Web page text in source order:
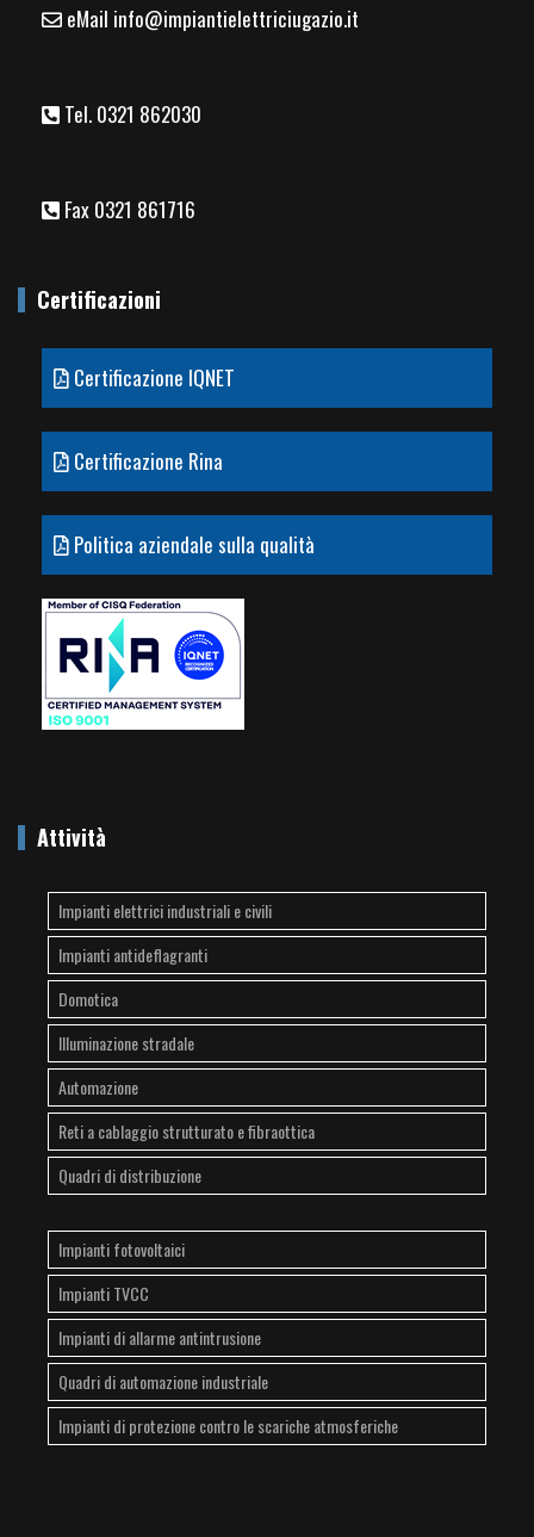
eMail info@impiantielettriciugazio.it
Tel. 0321 862030
Fax 0321 861716
Certificazioni
Certificazione IQNET
Certificazione Rina
Politica aziendale sulla qualità
Attività
Impianti elettrici industriali e civili
Impianti antideflagranti
Domotica
Illuminazione stradale
Automazione
Reti a cablaggio strutturato e fibraottica
Quadri di distribuzione
Impianti fotovoltaici
Impianti TVCC
Impianti di allarme antintrusione
Quadri di automazione industriale
Impianti di protezione contro le scariche atmosferiche